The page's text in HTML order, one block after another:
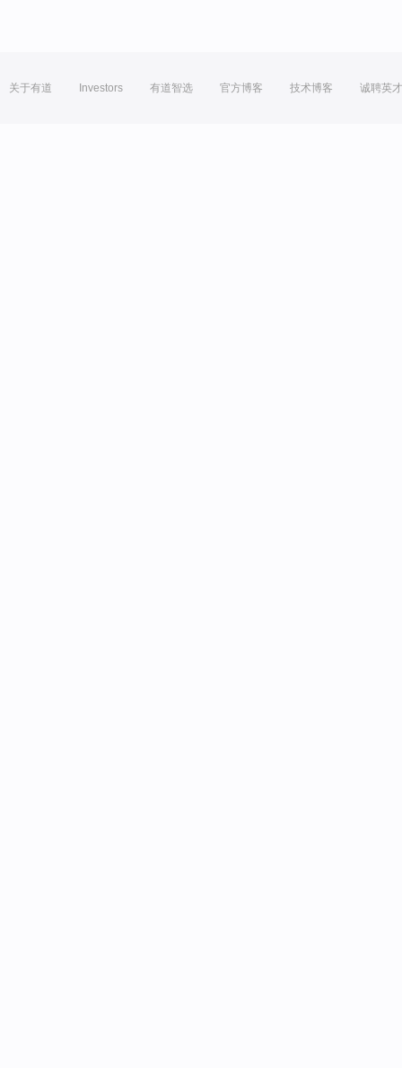
关于有道 Investors 有道智选 官方博客 技术博客 诚聘英才